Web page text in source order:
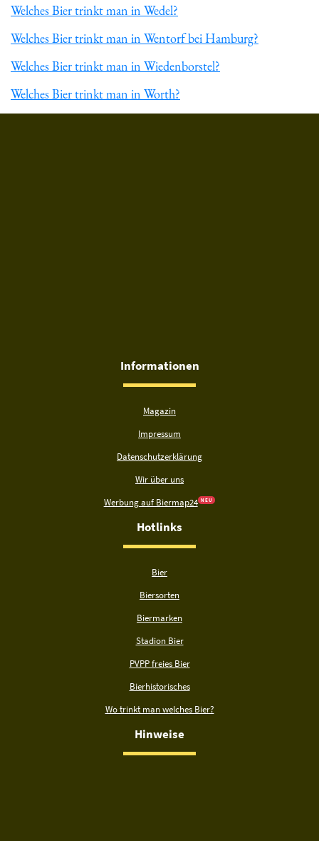
Welches Bier trinkt man in Wedel?
Welches Bier trinkt man in Wentorf bei Hamburg?
Welches Bier trinkt man in Wiedenborstel?
Welches Bier trinkt man in Worth?
Informationen
Magazin
Impressum
Datenschutzerklärung
Wir über uns
Werbung auf Biermap24 N E U
Hotlinks
Bier
Biersorten
Biermarken
Stadion Bier
PVPP freies Bier
Bierhistorisches
Wo trinkt man welches Bier?
Hinweise